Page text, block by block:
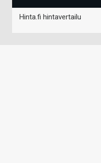
Hinta.fi hintavertailu